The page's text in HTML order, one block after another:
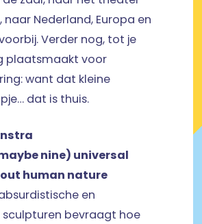
naar Nederland, Europa en
Verder nog, tot je
plaatsmaakt voor
want dat kleine
dat is thuis.
nine) universal
human nature
en
bevraagt hoe